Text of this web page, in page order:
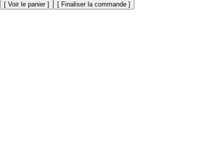
[ Voir le panier] [ Finaliser la commande ]